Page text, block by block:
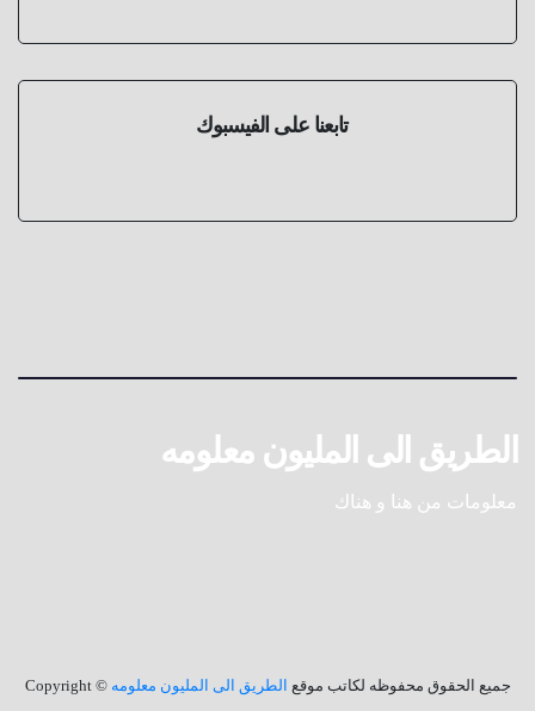
تابعنا على الفيسبوك
الطريق الى المليون معلومه
معلومات من هنا و هناك
جميع الحقوق محفوظه لكاتب موقع الطريق الى المليون معلومه © Copyright